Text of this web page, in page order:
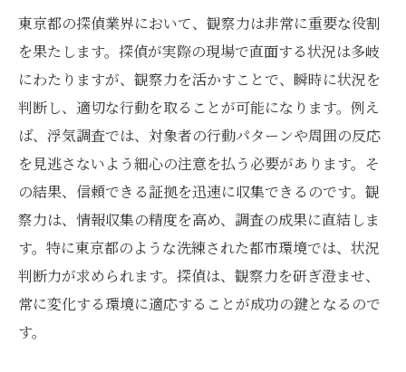
東京都の探偵業界において、観察力は非常に重要な役割
を果たします。探偵が実際の現場で直面する状況は多岐
にわたりますが、観察力を活かすことで、瞬時に状況を
判断し、適切な行動を取ることが可能になります。例え
ば、浮気調査では、対象者の行動パターンや周囲の反応
を見逃さないよう細心の注意を払う必要があります。そ
の結果、信頼できる証拠を迅速に収集できるのです。観
察力は、情報収集の精度を高め、調査の成果に直結しま
す。特に東京都のような洗練された都市環境では、状況
判断力が求められます。探偵は、観察力を研ぎ澄ませ、
常に変化する環境に適応することが成功の鍵となるので
す。